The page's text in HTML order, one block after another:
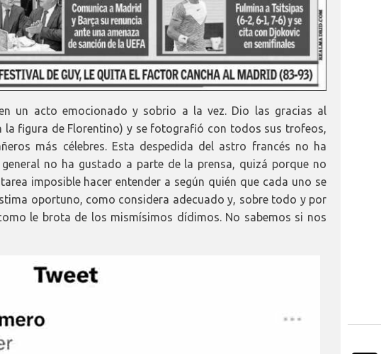
un acto emocionado y sobrio a la vez. Dio las gracias al
la figura de Florentino) y se fotografió con todos sus trofeos,
más célebres. Esta despedida del astro francés no ha
no ha gustado a parte de la prensa, quizá porque no
imposible hacer entender a según quién que cada uno se
oportuno, como considera adecuado y, sobre todo y por
le brota de los mismísimos dídimos. No sabemos si nos